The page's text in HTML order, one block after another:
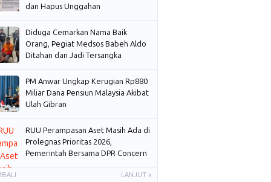
dan Hapus Unggahan
Diduga Cemarkan Nama Baik
Orang, Pegiat Medsos Babeh Aldo
Ditahan dan Jadi Tersangka
PM Anwar Ungkap Kerugian Rp880
Miliar Dana Pensiun Malaysia Akibat
Ulah Gibran
RUU Perampasan Aset Masih Ada di
Prolegnas Prioritas 2026,
Pemerintah Bersama DPR Concern
LANJUT »